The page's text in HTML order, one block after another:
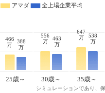
アマダ 全上場企業平均
466
万
388
万
556
万
463
万
647
万
538
万
25歳～ 30歳～ 35歳～
シミュレーションであり、